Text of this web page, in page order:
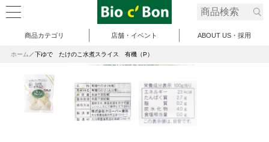
商品カテゴリ 店舗・イベント ABOUT US・採用
ホーム 下ゆで たけのこ水煮スライス 有機（P）